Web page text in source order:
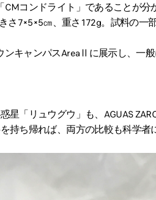
コンドライト」であることが分
さ7×5×5㎝、重さ172g。試料の一
キャンパスAreaⅡに展示し、一
「リュウグウ」も、AGUAS
持ち帰れば、両方の比較も科学者